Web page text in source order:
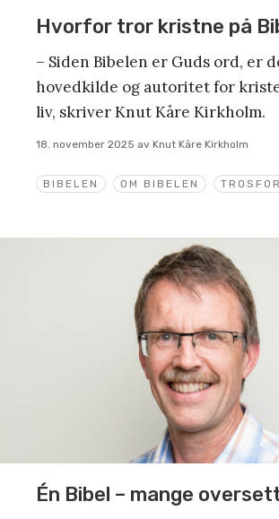
BIBELEN OM BIBELEN
Hvorfor tror kristne på
– Siden Bibelen er Guds ord, er
hovedkilde og autoritet for
liv, skriver Knut Kåre Kirkholm.
18. november 2025 av Knut Kåre Kirkholm
Én Bibel – mange